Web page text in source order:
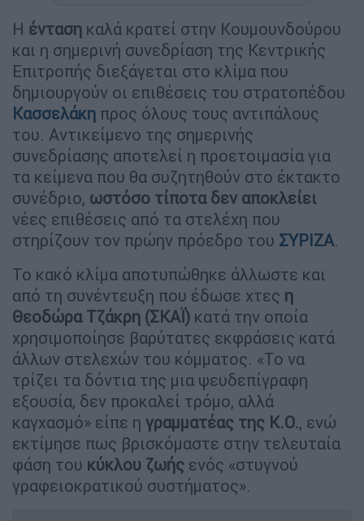
Η ένταση καλά κρατεί στην Κουμουνδούρου
και η σημερινή συνεδρίαση της Κεντρικής
Επιτροπής διεξάγεται στο κλίμα που
δημιουργούν οι επιθέσεις του στρατοπέδου
Κασσελάκη προς όλους τους αντιπάλους
του. Αντικείμενο της σημερινής
συνεδρίασης αποτελεί η προετοιμασία για
τα κείμενα που θα συζητηθούν στο έκτακτο
συνέδριο, ωστόσο τίποτα δεν αποκλείει
νέες επιθέσεις από τα στελέχη που
στηρίζουν τον πρώην πρόεδρο του ΣΥΡΙΖΑ.
Το κακό κλίμα αποτυπώθηκε άλλωστε και
από τη συνέντευξη που έδωσε χτες η
Θεοδώρα Τζάκρη (ΣΚΑΪ) κατά την οποία
χρησιμοποίησε βαρύτατες εκφράσεις κατά
άλλων στελεχών του κόμματος. «Το να
τρίζει τα δόντια της μια ψευδεπίγραφη
εξουσία, δεν προκαλεί τρόμο, αλλά
καγχασμό» είπε η γραμματέας της Κ.Ο., ενώ
εκτίμησε πως βρισκόμαστε στην τελευταία
φάση του κύκλου ζωής ενός «στυγνού
γραφειοκρατικού συστήματος».